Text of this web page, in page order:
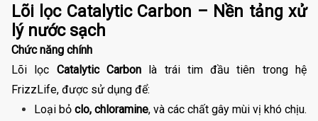
Lõi lọc Catalytic Carbon – Nền tảng xử
lý nước sạch
Chức năng chính
Lõi lọc Catalytic Carbonlà trái tim đầu tiên trong hệ
FrizzLife, được sử dụng để:
Loại bỏ clo, chloramine, và các chất gây mùi vị khó chịu.